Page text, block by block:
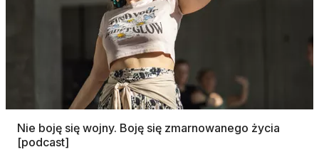
Nie boję się wojny. Boję się zmarnowanego życia
[podcast]